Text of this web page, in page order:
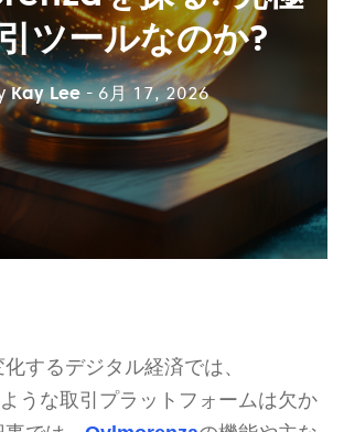
ツールなのか?
Kay Lee - 6月 17, 2026
するデジタル経済では、
うな取引プラットフォームは欠か